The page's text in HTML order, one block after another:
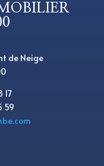
de Neige
17
59